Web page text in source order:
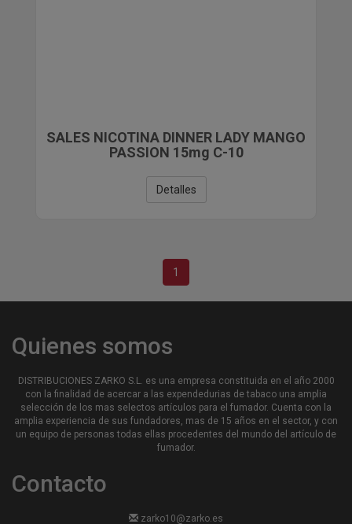
SALES NICOTINA DINNER LADY MANGO
PASSION 15mg C-10
Detalles
1
Quienes somos
DISTRIBUCIONES ZARKO S.L. es una empresa constituida en el año 2000
con la finalidad de acercar a las expendedurias de tabaco una amplia
selección de los mas selectos artículos para el fumador. Cuenta con la
amplia experiencia de sus fundadores, mas de 15 años en el sector, y con
un equipo de personas todas ellas procedentes del mundo del artículo de
fumador.
Contacto
zarko10@zarko.es